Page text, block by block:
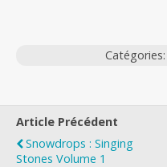
Catégories:
Article Précédent
Snowdrops : Singing
Stones Volume 1